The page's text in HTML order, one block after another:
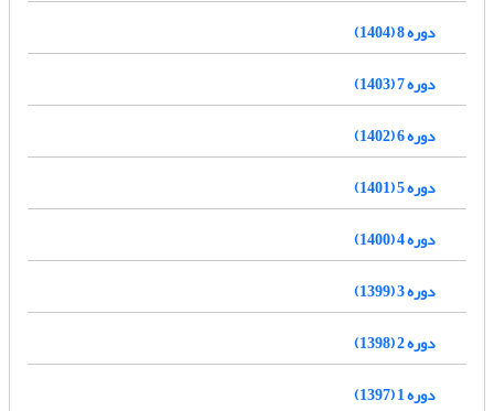
دوره 8 (1404)
دوره 7 (1403)
دوره 6 (1402)
دوره 5 (1401)
دوره 4 (1400)
دوره 3 (1399)
دوره 2 (1398)
دوره 1 (1397)